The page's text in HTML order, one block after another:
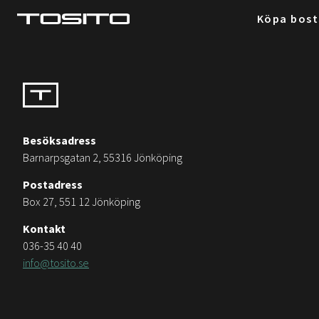
Köpa
Besöksadress
Barnarpsgatan 2, 55316 Jönköping
Postadress
Box 27, 551 12 Jönköping
Kontakt
036-35 40 40
info@tosito.se